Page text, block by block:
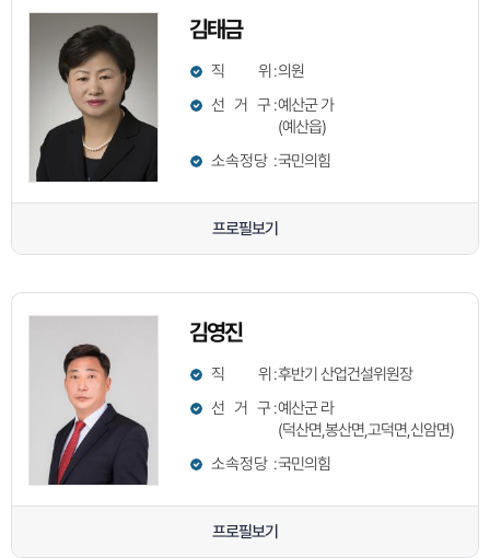
김태금
직 위
:의원
선 거 구:예산군 가
(예산읍)
소속정당 :국민의힘
프로필보기
김영진
직 위
:후반기 산업건설위원장
선 거 구:예산군 라
(덕산면,봉산면,고덕면,신암면)
소속정당 :국민의힘
프로필보기